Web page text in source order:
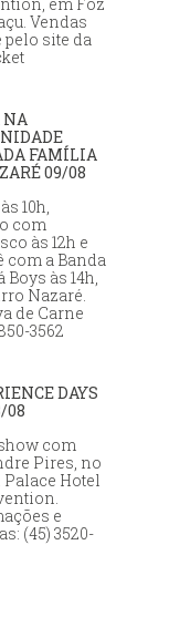
Vendas
site da
NA
FAMÍLIA
09/08
10h,
com
às 12h e
com a Banda
Boys às 14h,
Nazaré.
de Carne
3562
DAYS
08
com
Pires, no
Palace Hotel
e
(45) 3520-